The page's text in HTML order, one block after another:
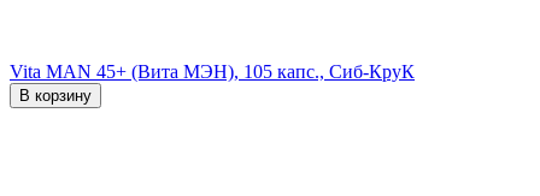
Vita MAN 45+ (Вита МЭН), 105 капс., Сиб-КруК
В корзину